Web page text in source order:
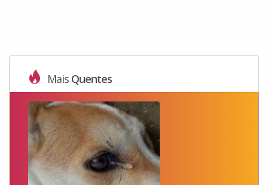
Mais Quentes